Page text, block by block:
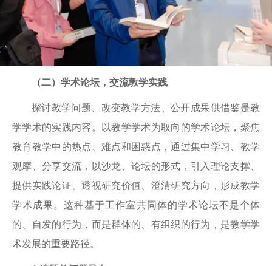
（二）学术论坛，交流教学实践
探讨教学问题、改变教学方法、公开成果供借鉴是教
学学术的实践内容。以教学学术为取向的学术论坛，聚焦
教育教学中的热点、难点和困惑点，通过集中学习、教学
观摩、分享交流，以沙龙、论坛的形式，引入理论支撑、
提供实践论证、透视研究价值、澄清研究方向，形成教学
学术成果。这种基于工作室共同体的学术论坛不是个体
的、自发的行为，而是群体的、有组织的行为，是教学学
术发展的重要路径。